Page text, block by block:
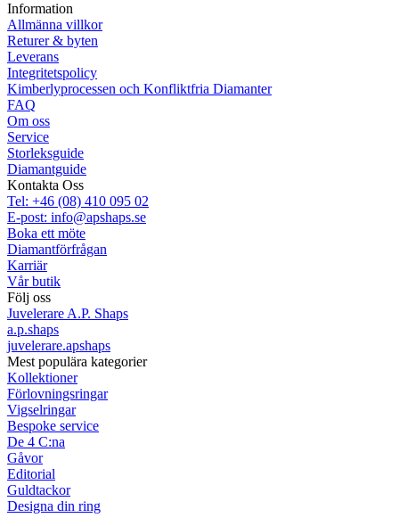
Information
Allmänna villkor
Returer & byten
Leverans
Integritetspolicy
Kimberlyprocessen och Konfliktfria Diamanter
FAQ
Om oss
Service
Storleksguide
Diamantguide
Kontakta Oss
Tel: +46 (08) 410 095 02
E-post: info@apshaps.se
Boka ett möte
Diamantförfrågan
Karriär
Vår butik
Följ oss
Juvelerare A.P. Shaps
a.p.shaps
juvelerare.apshaps
Mest populära kategorier
Kollektioner
Förlovningsringar
Vigselringar
Bespoke service
De 4 C:na
Gåvor
Editorial
Guldtackor
Designa din ring